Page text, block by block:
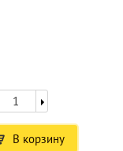
В корзину